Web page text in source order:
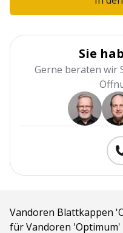
Sie
Gerne beraten wir
Vandoren Blattkappen
für Vandoren 'Optimum'